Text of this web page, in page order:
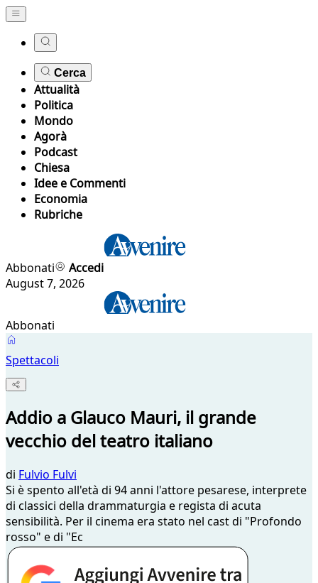
Cerca
Attualità
Politica
Mondo
Agorà
Podcast
Chiesa
Idee e Commenti
Economia
Rubriche
Abbonati
Accedi
August 7, 2026
Abbonati
Spettacoli
Addio a Glauco Mauri, il grande
vecchio del teatro italiano
di Fulvio Fulvi
Si è spento all'età di 94 anni l'attore pesarese, interprete
di classici della drammaturgia e regista di acuta
sensibilità. Per il cinema era stato nel cast di "Profondo
rosso" e di "Ec